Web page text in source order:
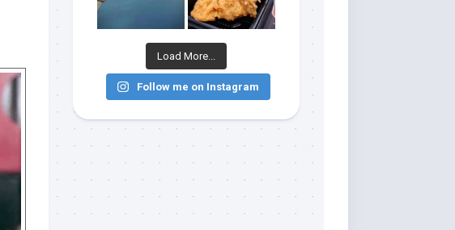
Load More...
Follow me on Instagram